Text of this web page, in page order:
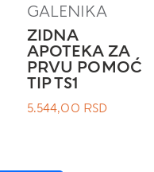
GALENIKA
ZIDNA
APOTEKA ZA
PRVU POMOĆ
TIP TS1
5.544,00 RSD